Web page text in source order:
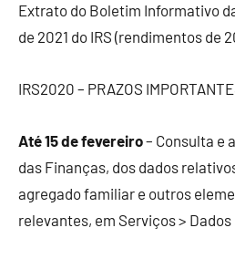
Extrato do Boletim Informativo
de 2021 do IRS (rendimentos de
IRS2020 – PRAZOS
Até 15 de fevereiro– Consulta e
das Finanças, dos dados
agregado familiar e outros
relevantes, em Serviços >